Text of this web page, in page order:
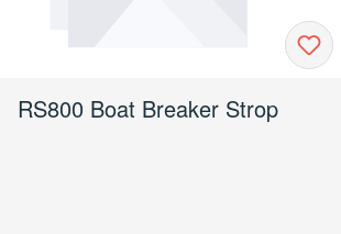
RS800 Boat Breaker Strop